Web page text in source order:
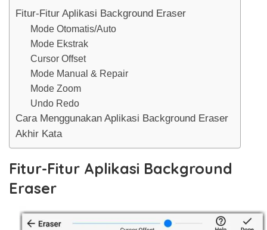
Fitur-Fitur Aplikasi Background Eraser
Mode Otomatis/Auto
Mode Ekstrak
Cursor Offset
Mode Manual & Repair
Mode Zoom
Undo Redo
Cara Menggunakan Aplikasi Background Eraser
Akhir Kata
Fitur-Fitur Aplikasi Background
Eraser